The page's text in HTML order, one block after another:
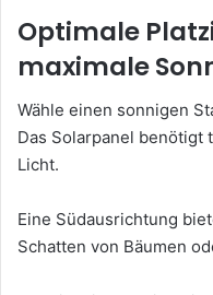
Optimale
maximale
Wähle einen sonnigen
Das Solarpanel benötigt
Licht.
Eine Südausrichtung
Schatten von Bäumen